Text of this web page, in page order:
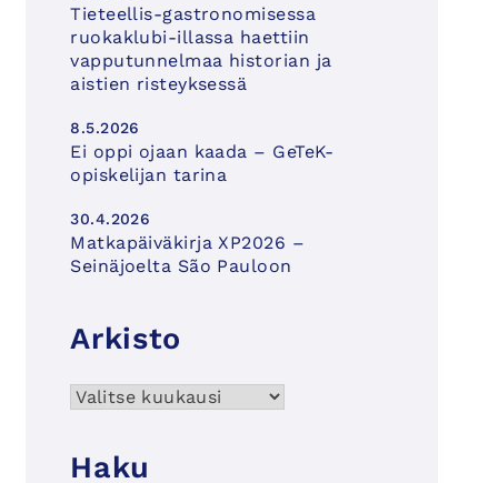
Tieteellis-gastronomisessa
ruokaklubi-illassa haettiin
vapputunnelmaa historian ja
aistien risteyksessä
8.5.2026
Ei oppi ojaan kaada – GeTeK-
opiskelijan tarina
30.4.2026
Matkapäiväkirja XP2026 –
Seinäjoelta São Pauloon
Arkisto
Arkisto
Haku